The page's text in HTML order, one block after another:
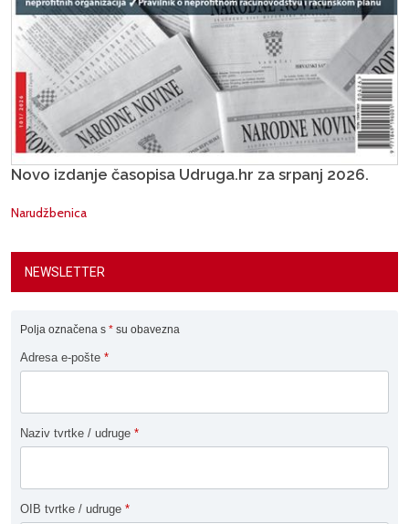
Novo izdanje časopisa Udruga.hr za srpanj 2026.
Narudžbenica
NEWSLETTER
Polja označena s * su obavezna
Adresa e-pošte *
Naziv tvrtke / udruge *
OIB tvrtke / udruge *